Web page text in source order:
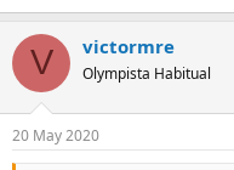
V victormre
Olympista Habitual
20 May 2020